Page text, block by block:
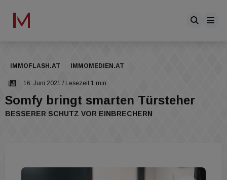
IMMOFLASH.AT IMMOMEDIEN.AT
16. Juni 2021 / Lesezeit 1 min
Somfy bringt smarten Türsteher
BESSERER SCHUTZ VOR EINBRECHERN